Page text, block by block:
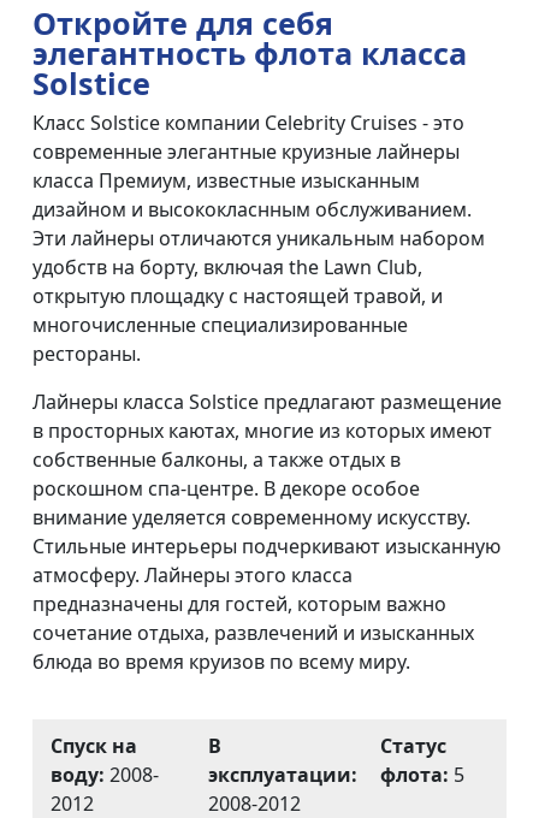
Откройте для себя
элегантность флота класса
Solstice
Класс Solstice компании Celebrity Cruises - это
современные элегантные круизные лайнеры
класса Премиум, известные изысканным
дизайном и высококласнным обслуживанием.
Эти лайнеры отличаются уникальным набором
удобств на борту, включая the Lawn Club,
открытую площадку с настоящей травой, и
многочисленные специализированные
рестораны.
Лайнеры класса Solstice предлагают размещение
в просторных каютах, многие из которых имеют
собственные балконы, а также отдых в
роскошном спа-центре. В декоре особое
внимание уделяется современному искусству.
Стильные интерьеры подчеркивают изысканную
атмосферу. Лайнеры этого класса
предназначены для гостей, которым важно
сочетание отдыха, развлечений и изысканных
блюда во время круизов по всему миру.
Спуск на
воду: 2008-
2012
В
эксплуатации:
2008-2012
Статус
флота: 5